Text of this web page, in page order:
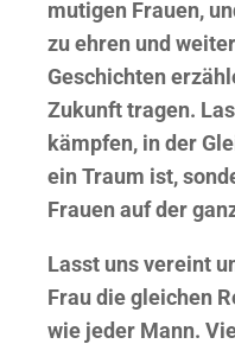
mutigen Frauen,
zu ehren und
Geschichten
Zukunft tragen.
kämpfen, in der
ein Traum ist,
Frauen auf der
Lasst uns vereint
Frau die gleichen
wie jeder Mann.